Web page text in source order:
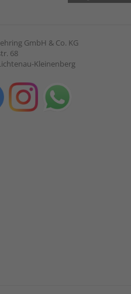
GmbH & Co. KG
68
Kleinenberg